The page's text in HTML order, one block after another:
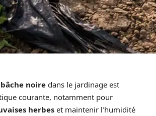
bâche noire dans le jardinage est
courante, notamment pour
herbes et maintenir l’humidité